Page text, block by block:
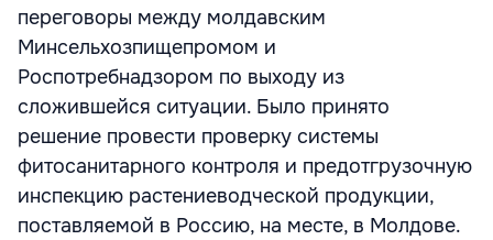
переговоры между молдавским
Минсельхозпищепромом и
Роспотребнадзором по выходу из
сложившейся ситуации. Было принято
решение провести проверку системы
фитосанитарного контроля и предотгрузочную
инспекцию растениеводческой продукции,
поставляемой в Россию, на месте, в Молдове.